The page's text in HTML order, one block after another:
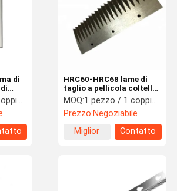
di
ad
1 set
HRC60-HRC68 lame di
taglio a pellicola coltello
di taglio a zigzag M2
acciaio ad alta velocità
MOQ:1 pezzo / 1 coppia / 1 set
Prezzo:Negoziabile
Miglior
Contatto